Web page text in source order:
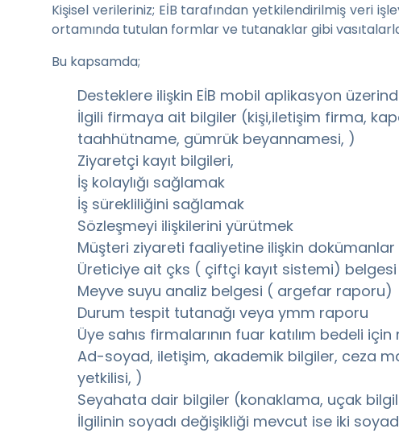
Kişisel verileriniz; EİB tarafından yetkilendirilmiş veri
ortamında tutulan formlar ve tutanaklar gibi
Bu kapsamda;
Desteklere ilişkin EİB mobil aplikasyon
İlgili firmaya ait bilgiler (kişi,iletişim firma,
taahhütname, gümrük beyannamesi, )
Ziyaretçi kayıt bilgileri,
İş kolaylığı sağlamak
İş sürekliliğini sağlamak
Sözleşmeyi ilişkilerini yürütmek
Müşteri ziyareti faaliyetine ilişkin
Üreticiye ait çks ( çiftçi kayıt sistemi) belgesi
Meyve suyu analiz belgesi ( argefar raporu)
Durum tespit tutanağı veya ymm raporu
Üye sahıs firmalarının fuar katılım bedeli
Ad-soyad, iletişim, akademik bilgiler, ceza
yetkilisi, )
Seyahata dair bilgiler (konaklama, uçak
İlgilinin soyadı değişikliği mevcut ise iki